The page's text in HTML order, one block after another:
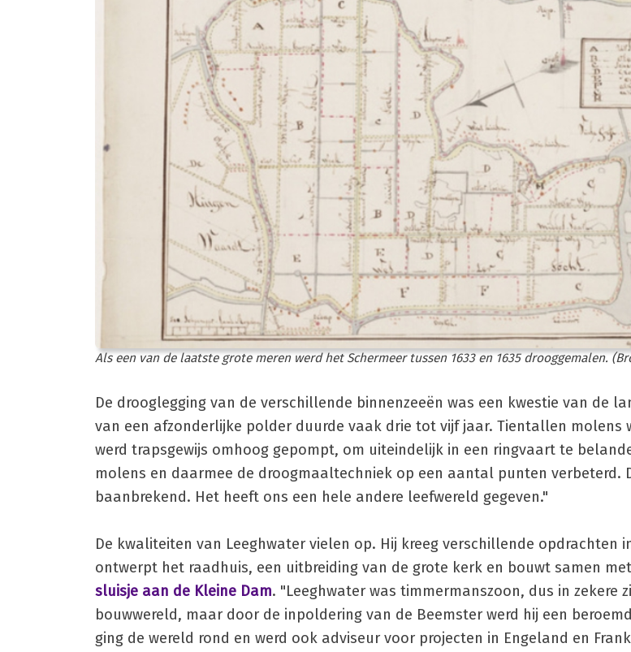
Als een van de laatste grote meren werd het Schermeer tussen 1633 en 1635 drooggemalen.
De drooglegging van de verschillende binnenzeeën was een kwestie van de
van een afzonderlijke polder duurde vaak drie tot vijf jaar. Tientallen molens
werd trapsgewijs omhoog gepompt, om uiteindelijk in een ringvaart te
molens en daarmee de droogmaaltechniek op een aantal punten verbeterd.
baanbrekend. Het heeft ons een hele andere leefwereld gegeven."
De kwaliteiten van Leeghwater vielen op. Hij kreeg verschillende opdrachten
ontwerpt het raadhuis, een uitbreiding van de grote kerk en bouwt samen
sluisje aan de Kleine Dam. "Leeghwater was timmermanszoon, dus in zekere
bouwwereld, maar door de inpoldering van de Beemster werd hij een
ging de wereld rond en werd ook adviseur voor projecten in Engeland en